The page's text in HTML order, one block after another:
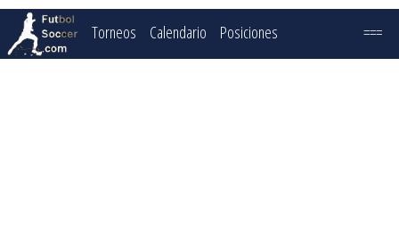
Torneos Calendario Posiciones ===